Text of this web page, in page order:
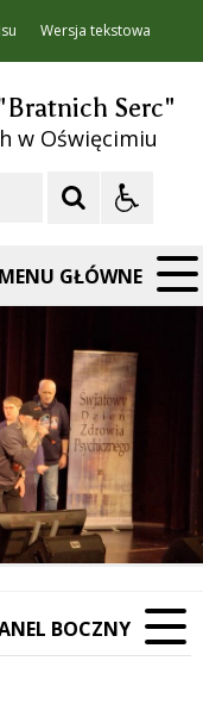
Wersja tekstowa
Serc"
w Oświęcimiu
MENU GŁÓWNE
BOCZNY